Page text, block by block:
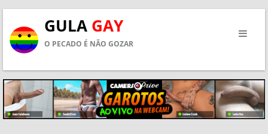
GULA GAY
O PECADO É NÃO GOZAR